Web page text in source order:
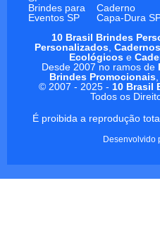
Brindes para
Eventos SP
Caderno
Capa-Dura
10 Brasil Brindes
Personalizados,
Ecológicos e
Desde 2007 no ramos de
Brindes Promocionais,
© 2007 - 2025 - 10 Brasil
Todos os
É proibida a reprodução
Desenvolvido